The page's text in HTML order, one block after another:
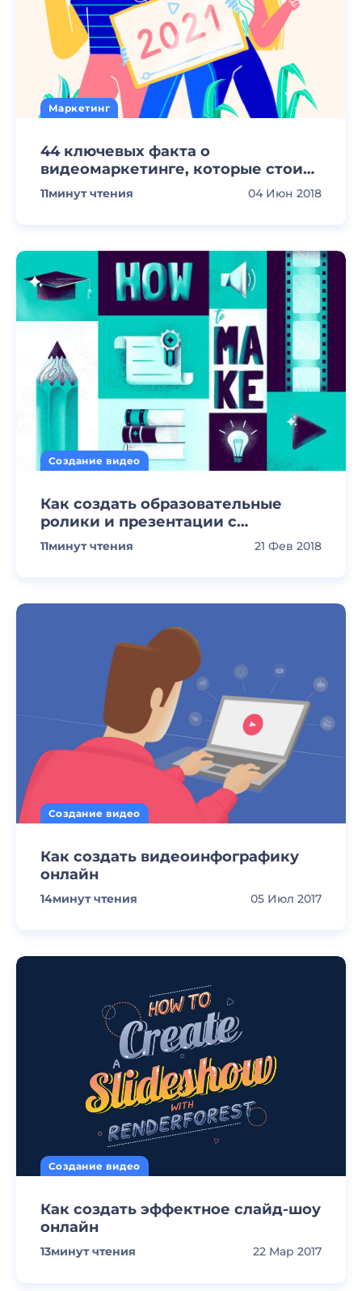
Маркетинг
44 ключевых факта о
видеомаркетинге, которые стоит
знать
11минут чтения 04 Июн 2018
Создание видео
Как создать образовательные
ролики и презентации с
анимацией
11минут чтения 21 Фев 2018
Создание видео
Как создать видеоинфографику
онлайн
14минут чтения 05 Июл 2017
Создание видео
Как создать эффектное слайд-шоу
онлайн
13минут чтения 22 Мар 2017